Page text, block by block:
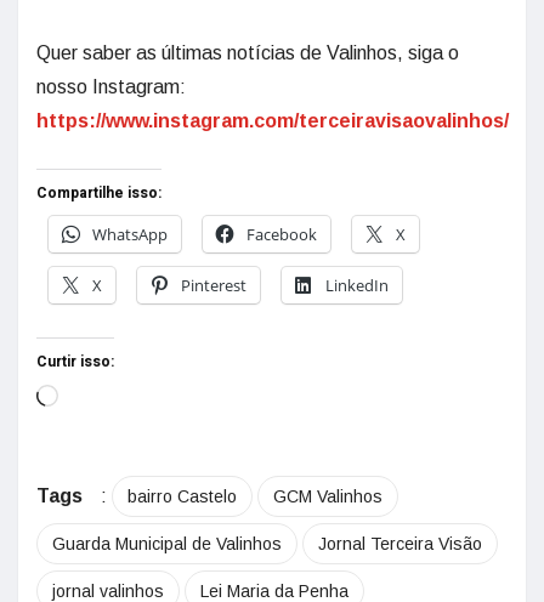
Quer saber as últimas notícias de Valinhos, siga o
nosso Instagram:
https://www.instagram.com/terceiravisaovalinhos/
Compartilhe isso:
WhatsApp
Facebook X
X Pinterest LinkedIn
Curtir isso:
Tags : bairro Castelo GCM Valinhos
Guarda Municipal de Valinhos Jornal Terceira Visão
jornal valinhos Lei Maria da Penha